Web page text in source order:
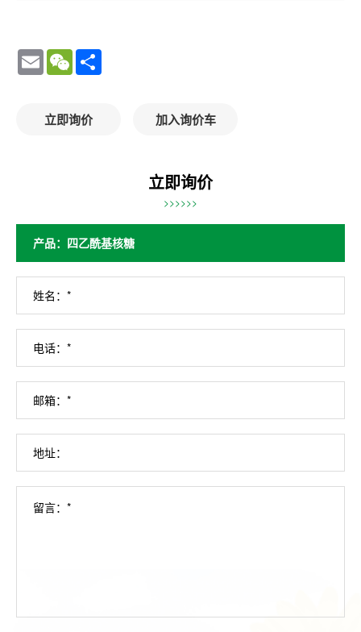
Email WeChat
立即询价 加入询价车
立即询价
>>>>>>
姓名：*
电话：*
邮箱：*
地址：
留言：*